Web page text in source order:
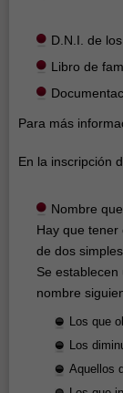
D.N.I. de
Libro de
Para más
En la inscripción
Nombre
Hay que
de dos simples.
Se
nombre
Los que
Los
Aquellos